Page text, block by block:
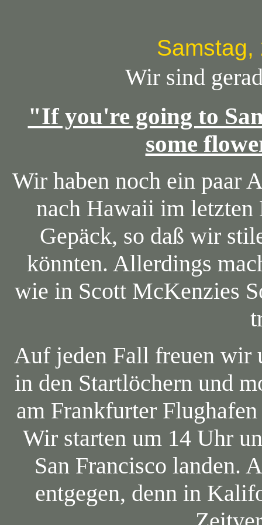
Wir sind
"If you're going to
some
Wir haben noch ein paar
nach Hawaii im letzten
Gepäck, so daß wir
könnten. Allerdings
wie in Scott McKenzies
Auf jeden Fall freuen wir
in den Startlöchern und
am Frankfurter
Wir starten um 14 Uhr
San Francisco landen.
entgegen, denn in